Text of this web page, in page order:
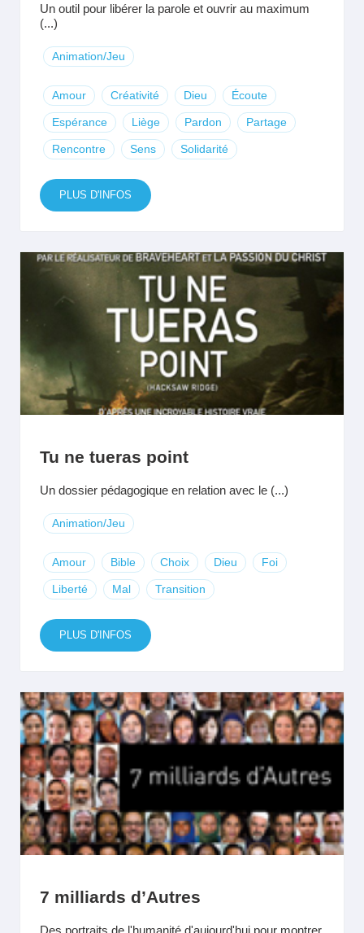
Un outil pour libérer la parole et ouvrir au maximum
(...)
Animation/Jeu
Amour Créativité Dieu Écoute
Espérance Liège Pardon Partage
Rencontre Sens Solidarité
PLUS D'INFOS
Tu ne tueras point
Un dossier pédagogique en relation avec le (...)
Animation/Jeu
Amour Bible Choix Dieu Foi
Liberté Mal Transition
PLUS D'INFOS
7 milliards d’Autres
Des portraits de l'humanité d'aujourd'hui pour montrer